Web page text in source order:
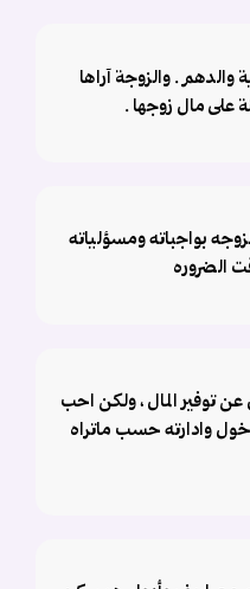
والدهم . والزوجة آراها
على مال زوجها .
بواجباته ومسؤلياته
الضروره
توفير المال ، ولكن احب
وادارته حسب ماتراه